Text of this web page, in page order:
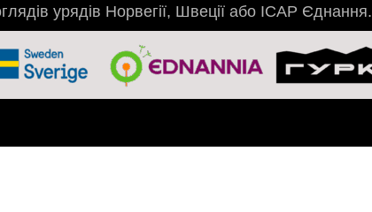
урядів Норвегії, Швеції або ІСАР Єднання.